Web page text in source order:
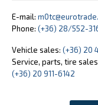
E-mail:
Phone: (+36) 28/552-
Vehicle sales: (+36) 20
Service, parts, tire
(+36) 20 911-6142